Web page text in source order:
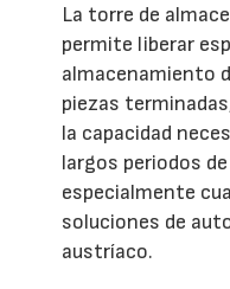
La torre de
permite liberar
almacenamiento
piezas
la capacidad
largos periodos
especialmente
soluciones de
austríaco.